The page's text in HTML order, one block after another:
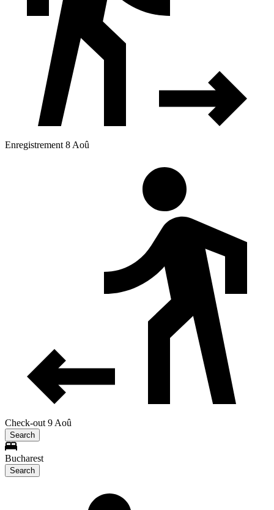
Enregistrement 8 Aoû
Check-out 9 Aoû
Search
Bucharest
Search